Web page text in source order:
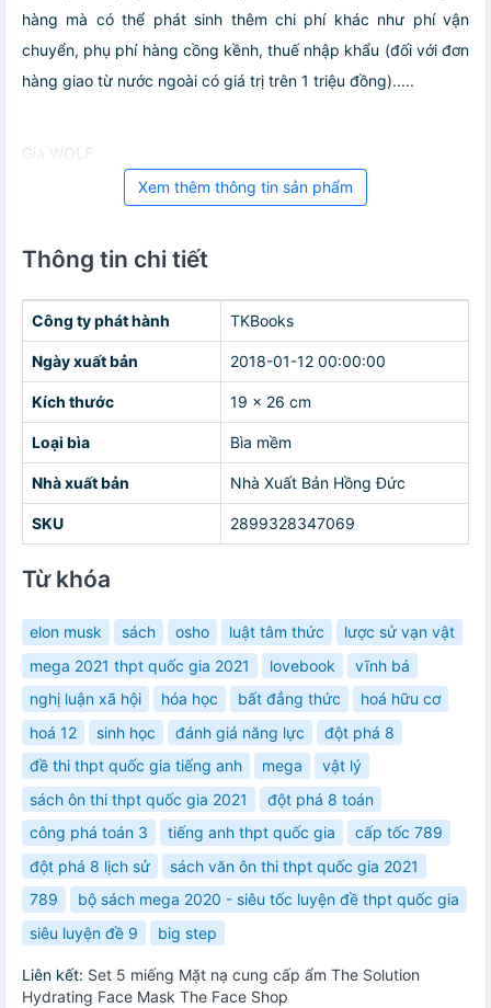
hàng mà có thể phát sinh thêm chi phí khác như phí vận
chuyển, phụ phí hàng cồng kềnh, thuế nhập khẩu (đối với đơn
hàng giao từ nước ngoài có giá trị trên 1 triệu đồng).....
Giá WOLF
Xem thêm thông tin sản phẩm
Thông tin chi tiết
Công ty phát hành TKBooks
Ngày xuất bản 2018-01-12 00:00:00
Kích thước 19 x 26 cm
Loại bìa Bìa mềm
Nhà xuất bản Nhà Xuất Bản Hồng Đức
SKU 2899328347069
Từ khóa
elon musk sách osho luật tâm thức
lược sử vạn vật
mega 2021 thpt quốc gia 2021
lovebook
vĩnh bá
nghị luận xã hội
hóa học bất đẳng thức
hoá hữu cơ
hoá 12
sinh học đánh giá năng lực
đột phá 8
đề thi thpt quốc gia tiếng anh
mega
vật lý
sách ôn thi thpt quốc gia 2021
đột phá 8 toán
công phá toán 3
tiếng anh thpt quốc gia
cấp tốc 789
đột phá 8 lịch sử
sách văn ôn thi thpt quốc gia 2021
789
bộ sách mega 2020 - siêu tốc luyện đề thpt quốc gia
siêu luyện đề 9
big step
Liên kết: Set 5 miếng Mặt nạ cung cấp ẩm The Solution
Hydrating Face Mask The Face Shop